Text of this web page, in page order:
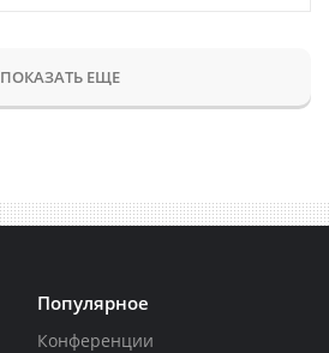
ПОКАЗАТЬ ЕЩЕ
Популярное
Конференции